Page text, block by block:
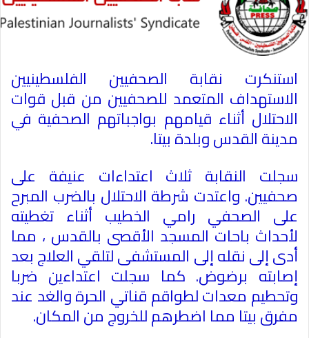
استنكرت نقابة الصحفيين الفلسطينيين
الاستهداف المتعمد للصحفيين من قبل قوات
الاحتلال أثناء قيامهم بواجباتهم الصحفية في
مدينة القدس وبلدة بيتا.
سجلت النقابة ثلاث اعتداءات عنيفة على
صحفيين. واعتدت شرطة الاحتلال بالضرب المبرح
على الصحفي رامي الخطيب أثناء تغطيته
لأحداث باحات المسجد الأقصى بالقدس ، مما
أدى إلى نقله إلى المستشفى لتلقي العلاج بعد
إصابته برضوض. كما سجلت اعتداءين ضربا
وتحطيم معدات لطواقم قناتي الحرة والغد عند
مفرق بيتا مما اضطرهم للخروج من المكان.